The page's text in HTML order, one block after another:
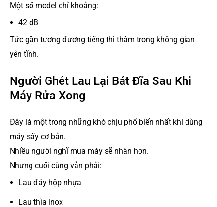
Một số model chỉ khoảng:
42 dB
Tức gần tương đương tiếng thì thầm trong không gian
yên tĩnh.
Người Ghét Lau Lại Bát Đĩa Sau Khi
Máy Rửa Xong
Đây là một trong những khó chịu phổ biến nhất khi dùng
máy sấy cơ bản.
Nhiều người nghĩ mua máy sẽ nhàn hơn.
Nhưng cuối cùng vẫn phải:
Lau đáy hộp nhựa
Lau thìa inox